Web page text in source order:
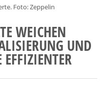
Foto: Zeppelin
WEICHEN
UND
EFFIZIENTER